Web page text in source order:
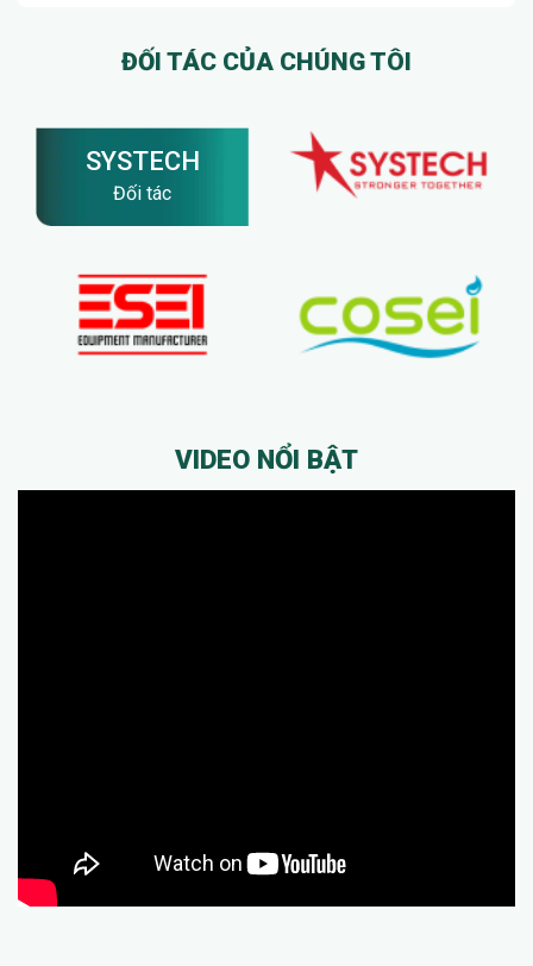
ĐỐI TÁC CỦA CHÚNG TÔI
SYSTECH
VIDEO NỔI BẬT